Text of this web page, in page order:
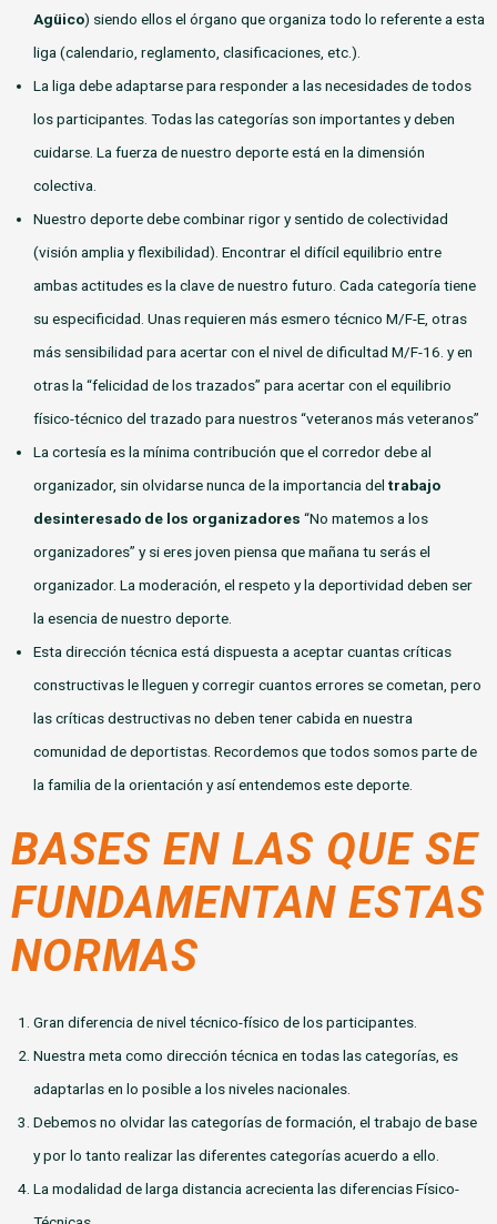
Agüico) siendo ellos el órgano que organiza todo lo referente a esta
liga (calendario, reglamento, clasificaciones, etc.).
La liga debe adaptarse para responder a las necesidades de todos
los participantes. Todas las categorías son importantes y deben
cuidarse. La fuerza de nuestro deporte está en la dimensión
colectiva.
Nuestro deporte debe combinar rigor y sentido de colectividad
(visión amplia y flexibilidad). Encontrar el difícil equilibrio entre
ambas actitudes es la clave de nuestro futuro. Cada categoría tiene
su especificidad. Unas requieren más esmero técnico M/F-E, otras
más sensibilidad para acertar con el nivel de dificultad M/F-16. y en
otras la “felicidad de los trazados” para acertar con el equilibrio
físico-técnico del trazado para nuestros “veteranos más veteranos”
La cortesía es la mínima contribución que el corredor debe al
organizador, sin olvidarse nunca de la importancia del trabajo
desinteresado de los organizadores “No matemos a los
organizadores” y si eres joven piensa que mañana tu serás el
organizador. La moderación, el respeto y la deportividad deben ser
la esencia de nuestro deporte.
Esta dirección técnica está dispuesta a aceptar cuantas críticas
constructivas le lleguen y corregir cuantos errores se cometan, pero
las críticas destructivas no deben tener cabida en nuestra
comunidad de deportistas. Recordemos que todos somos parte de
la familia de la orientación y así entendemos este deporte.
BASES EN LAS QUE SE
FUNDAMENTAN ESTAS
NORMAS
Gran diferencia de nivel técnico-físico de los participantes.
Nuestra meta como dirección técnica en todas las categorías, es
adaptarlas en lo posible a los niveles nacionales.
Debemos no olvidar las categorías de formación, el trabajo de base
y por lo tanto realizar las diferentes categorías acuerdo a ello.
La modalidad de larga distancia acrecienta las diferencias Físico-